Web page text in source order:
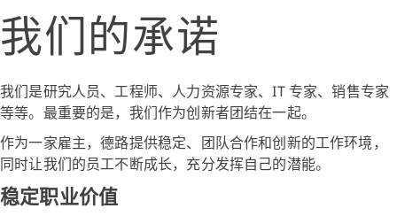
我们的承诺
我们是研究人员、工程师、人力资源专家、IT 专家、销售专家
等等。最重要的是，我们作为创新者团结在一起。
作为一家雇主，德路提供稳定、团队合作和创新的工作环境，
同时让我们的员工不断成长，充分发挥自己的潜能。
稳定职业价值